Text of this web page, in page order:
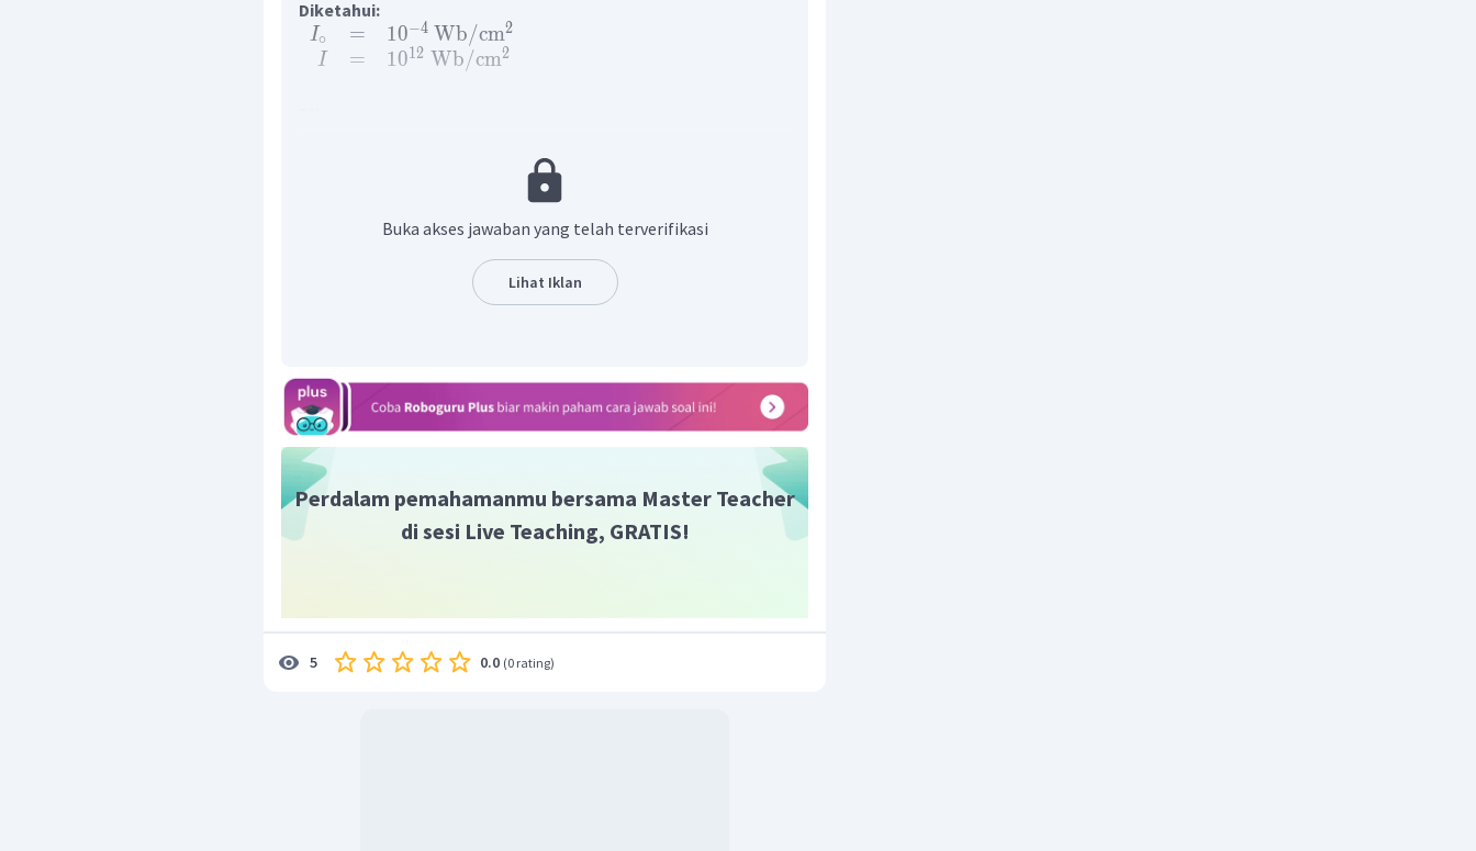
Diketahui:
I∘
I
=
=
10−4 Wb/cm2
1012 Wb/cm2
Taraf intensitas bunyi merupakan perbandingan nilai logaritma
antara intensitas bunyi yang di ukur dengan intensitas ambang
Taraf intensitas dapat di tulis seperti persamaan berikut.
=
=
10log10
16 dB
Jadi, jawaban yang tepat adalah D.
Buka akses jawaban yang telah terverifikasi
Lihat Iklan
Perdalam pemahamanmu bersama Master Teacher
di sesi Live Teaching, GRATIS!
5 0.0 (0 rating)